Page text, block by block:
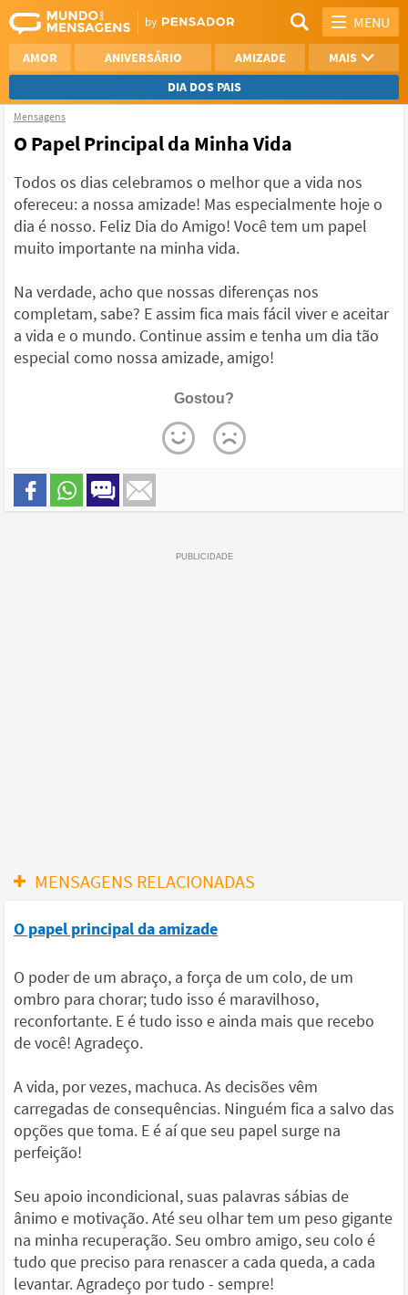
MENU
AMOR ANIVERSÁRIO AMIZADE
MAIS
DIA DOS PAIS
REFLEXÃO
AGRADECIMENTO
NAMORO
VER TODAS
Mensagens
O Papel Principal da Minha Vida
Todos os dias celebramos o melhor que a vida nos
ofereceu: a nossa amizade! Mas especialmente hoje o
dia é nosso. Feliz Dia do Amigo! Você tem um papel
muito importante na minha vida.
Na verdade, acho que nossas diferenças nos
completam, sabe? E assim fica mais fácil viver e aceitar
a vida e o mundo. Continue assim e tenha um dia tão
especial como nossa amizade, amigo!
Gostou?
MENSAGENS RELACIONADAS
O papel principal da amizade
O poder de um abraço, a força de um colo, de um
ombro para chorar; tudo isso é maravilhoso,
reconfortante. E é tudo isso e ainda mais que recebo
de você! Agradeço.
A vida, por vezes, machuca. As decisões vêm
carregadas de consequências. Ninguém fica a salvo das
opções que toma. E é aí que seu papel surge na
perfeição!
Seu apoio incondicional, suas palavras sábias de
ânimo e motivação. Até seu olhar tem um peso gigante
na minha recuperação. Seu ombro amigo, seu colo é
tudo que preciso para renascer a cada queda, a cada
levantar. Agradeço por tudo - sempre!